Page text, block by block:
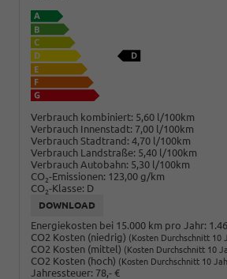
Verbrauch kombiniert: 5,60 l/100km
Verbrauch Innenstadt: 7,00 l/100km
Verbrauch Stadtrand: 4,70 l/100km
Verbrauch Landstraße: 5,40 l/100km
Verbrauch Autobahn: 5,30 l/100km
CO2-Emissionen: 123,00 g/km
CO2-Klasse: D
DOWNLOAD
Energiekosten bei 15.000 km pro Jahr:
CO2 Kosten (niedrig) (Kosten Durchschnitt 10
CO2 Kosten (mittel) (Kosten Durchschnitt 10
CO2 Kosten (hoch) (Kosten Durchschnitt 10
Jahressteuer: 78,- €